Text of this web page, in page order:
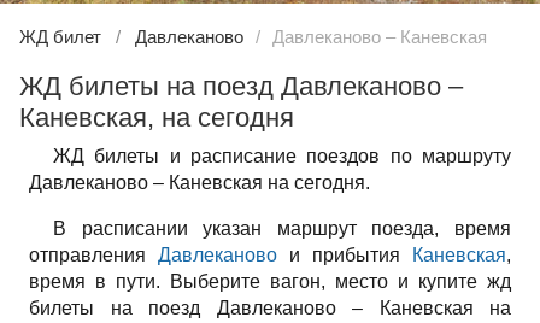
ЖД билет Давлеканово Давлеканово – Каневская
ЖД билеты на поезд Давлеканово –
Каневская, на сегодня
ЖД билеты и расписание поездов по маршруту
Давлеканово – Каневская на сегодня.
В расписании указан маршрут поезда, время
отправления Давлеканово и прибытия Каневская,
время в пути. Выберите вагон, место и купите жд
билеты на поезд Давлеканово – Каневская на